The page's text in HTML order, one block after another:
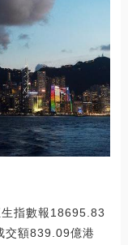
指數報18695.83
交額839.09億港